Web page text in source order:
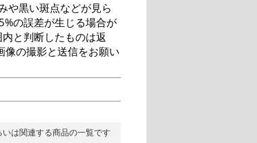
や黒い斑点などが見ら
の誤差が生じる場合が
と判断したものは返
像の撮影と送信をお願い
は関連する商品の一覧です